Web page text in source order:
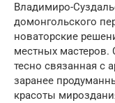
Владимиро-
домонгольского
новаторские
местных мастеров.
тесно связанная с
заранее
красоты